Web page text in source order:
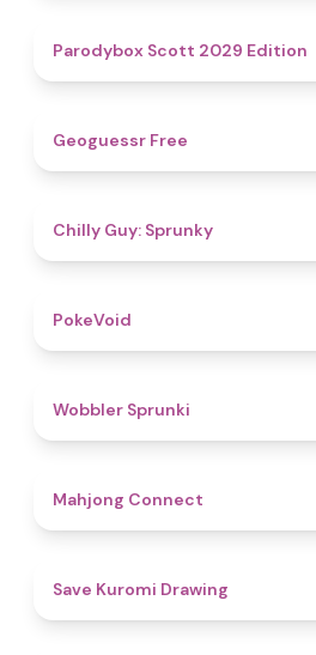
Parodybox Scott 2029 Edition
Geoguessr Free
Chilly Guy: Sprunky
PokeVoid​
Wobbler Sprunki
Mahjong Connect
Save Kuromi Drawing